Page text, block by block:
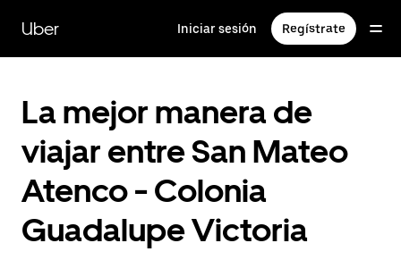
contenido
principal
Uber Iniciar sesión Regístrate
La mejor manera de
viajar entre San Mateo
Atenco - Colonia
Guadalupe Victoria